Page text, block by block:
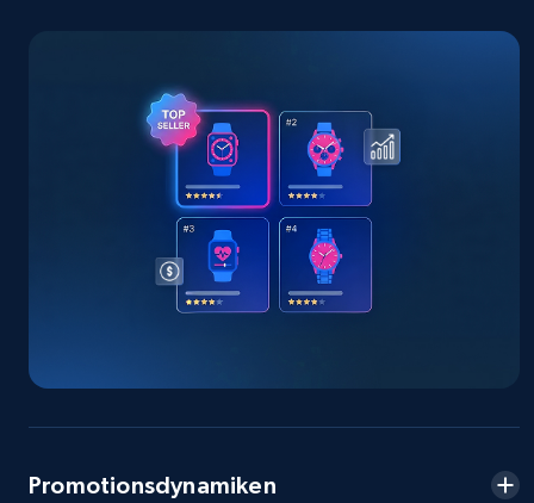
Jetzt anfangen
eBay - Gather data on products using
specified keywords
URL, Product id, Title, Seller name, Seller rating,
Seller reviews, Breadcrumbs, Root category, and
URL, Product id, Title, Seller name, Seller rating,
Promotionsdynamiken